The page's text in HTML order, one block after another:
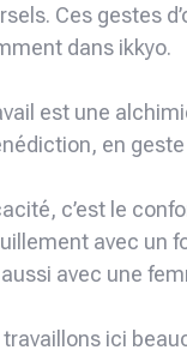
Ces gestes
dans ikkyo.
est une
en
c’est le
avec un
avec une
travaillons ici